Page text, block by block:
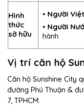
Hình
thức
sở hữu
• Người
• Người
hành
Vị trí căn hộ
Căn hộ Sunshine City
đường Phú Thuận &
7, TPHCM.